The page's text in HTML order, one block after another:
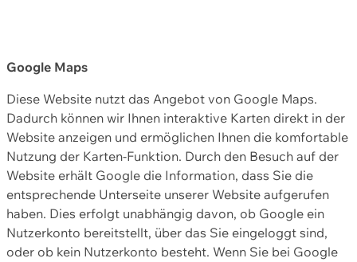
Google Maps
Diese Website nutzt das Angebot von Google Maps.
Dadurch können wir Ihnen interaktive Karten direkt in der
Website anzeigen und ermöglichen Ihnen die komfortable
Nutzung der Karten-Funktion. Durch den Besuch auf der
Website erhält Google die Information, dass Sie die
entsprechende Unterseite unserer Website aufgerufen
haben. Dies erfolgt unabhängig davon, ob Google ein
Nutzerkonto bereitstellt, über das Sie eingeloggt sind,
oder ob kein Nutzerkonto besteht. Wenn Sie bei Google